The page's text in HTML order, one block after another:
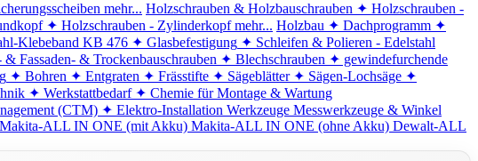
mehr... Holzschrauben & Holzbauschrauben ✦ Holzschrauben -
✦ Holzschrauben - Zylinderkopf mehr... Holzbau ✦ Dachprogramm ✦
Klebeband KB 476 ✦ Glasbefestigung ✦ Schleifen & Polieren - Edelstahl
& Fassaden- & Trockenbauschrauben ✦ Blechschrauben ✦ gewindefurchende
✦ Bohren ✦ Entgraten ✦ Frässtifte ✦ Sägeblätter ✦ Sägen-Lochsäge ✦
✦ Werkstattbedarf ✦ Chemie für Montage & Wartung
(CTM) ✦ Elektro-Installation Werkzeuge Messwerkzeuge & Winkel
Makita-ALL IN ONE (mit Akku) Makita-ALL IN ONE (ohne Akku) Dewalt-ALL